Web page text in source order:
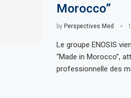
Morocco”
by Perspectives Med
Le groupe ENOSIS
“Made in Morocco”,
professionnelle des